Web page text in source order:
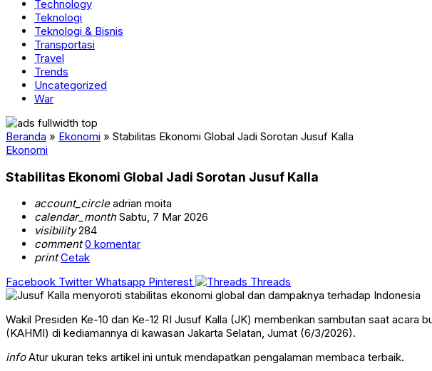
Technology
Teknologi
Teknologi & Bisnis
Transportasi
Travel
Trends
Uncategorized
War
Beranda » Ekonomi » Stabilitas Ekonomi Global Jadi Sorotan Jusuf Kalla
Ekonomi
Stabilitas Ekonomi Global Jadi Sorotan Jusuf Kalla
account_circleadrian moita
calendar_monthSabtu, 7 Mar 2026
visibility284
comment 0 komentar
print Cetak
Facebook Twitter Whatsapp Pinterest Threads
Wakil Presiden Ke-10 dan Ke-12 RI Jusuf Kalla (JK) memberikan sambutan saat acara
(KAHMI) di kediamannya di kawasan Jakarta Selatan, Jumat (6/3/2026).
infoAtur ukuran teks artikel ini untuk mendapatkan pengalaman membaca terbaik.